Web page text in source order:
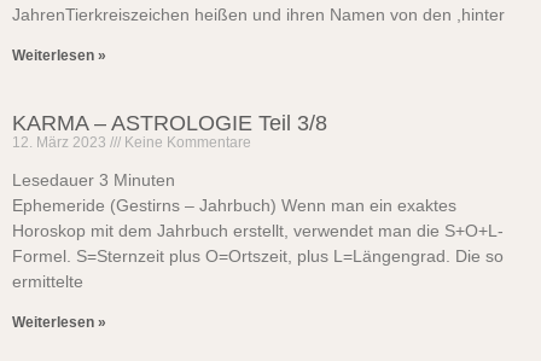
JahrenTierkreiszeichen heißen und ihren Namen von den ,hinter
Weiterlesen »
KARMA – ASTROLOGIE Teil 3/8
12. März 2023 Keine Kommentare
Lesedauer 3 Minuten
Ephemeride (Gestirns – Jahrbuch) Wenn man ein exaktes
Horoskop mit dem Jahrbuch erstellt, verwendet man die S+O+L-
Formel. S=Sternzeit plus O=Ortszeit, plus L=Längengrad. Die so
ermittelte
Weiterlesen »